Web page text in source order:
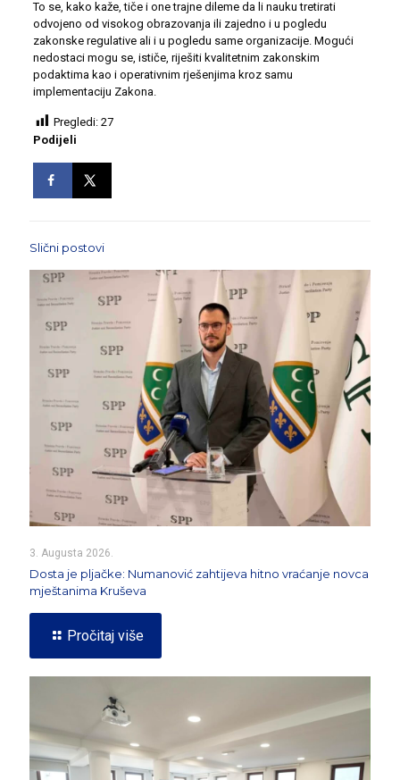
To se, kako kaže, tiče i one trajne dileme da li nauku tretirati
odvojeno od visokog obrazovanja ili zajedno i u pogledu
zakonske regulative ali i u pogledu same organizacije. Mogući
nedostaci mogu se, ističe, riješiti kvalitetnim zakonskim
podaktima kao i operativnim rješenjima kroz samu
implementaciju Zakona.
Pregledi: 27
Podijeli
Slični postovi
3. Augusta 2026.
Dosta je pljačke: Numanović zahtijeva hitno vraćanje novca
mještanima Kruševa
Pročitaj više